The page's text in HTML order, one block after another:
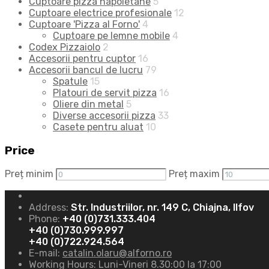
Cuptoare electrice profesionale 12
Cuptoare 'Pizza al Forno' 4
Cuptoare pe lemne mobile 4
Codex Pizzaiolo 2
Accesorii pentru cuptor 16
Accesorii bancul de lucru 79
Spatule 15
Platouri de servit pizza 16
Oliere din metal 5
Diverse accesorii pizza 33
Casete pentru aluat 10
Price
Preț minim Preț maxim
Address: Str. Industriilor, nr. 149 C, Chiajna, Ilfov
Phone: +40 (0)731.333.404
+40 (0)730.999.997
+40 (0)722.924.564
E-mail: catalin.olaru@alforno.ro
Working Hours: Luni-Vineri 8.30:00 la 17:00